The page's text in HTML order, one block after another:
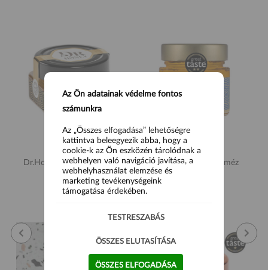
Dr.Honey Gyömbér-citrom
méz 130g
3 690 Ft
Dr.Honey Selyemfűméz
Az Ön adatainak védelme fontos
számunkra
Az „Összes elfogadása” lehetőségre
kattintva beleegyezik abba, hogy a
cookie-k az Ön eszközén tárolódnak a
webhelyen való navigáció javítása, a
webhelyhasználat elemzése és
marketing tevékenységeink
támogatása érdekében.
TESTRESZABÁS
ÖSSZES ELUTASÍTÁSA
ÖSSZES ELFOGADÁSA